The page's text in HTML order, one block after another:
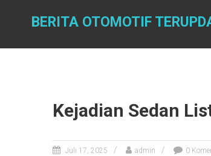
BERITA OTOMOTIF
Kejadian Sedan
Juli 17, 2025 admin 0